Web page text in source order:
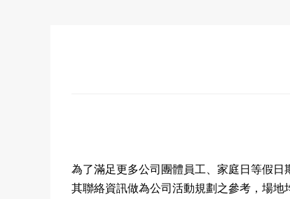
為了滿足更多公司團體員工
家庭日等假日
其聯絡資訊做為公司活動規劃之參考，場地